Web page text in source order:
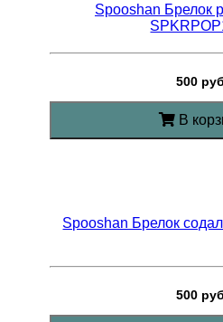
Spooshan Брелок
500
В
Spooshan Брелок
500